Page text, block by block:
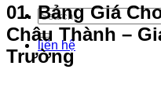
liên hệ
01. Bảng Giá
Châu Thành –
Trường